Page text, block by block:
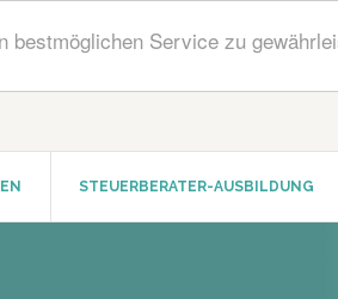
bestmöglichen Service zu
STEUERBERATER-AUSBILDUNG